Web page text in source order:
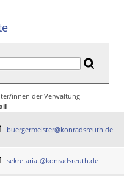
innen der Verwaltung
buergermeister@konradsreuth.de
sekretariat@konradsreuth.de